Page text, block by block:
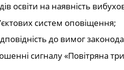
освіти на наявність
систем оповіщення;
до вимог
сигналу «Повітряна